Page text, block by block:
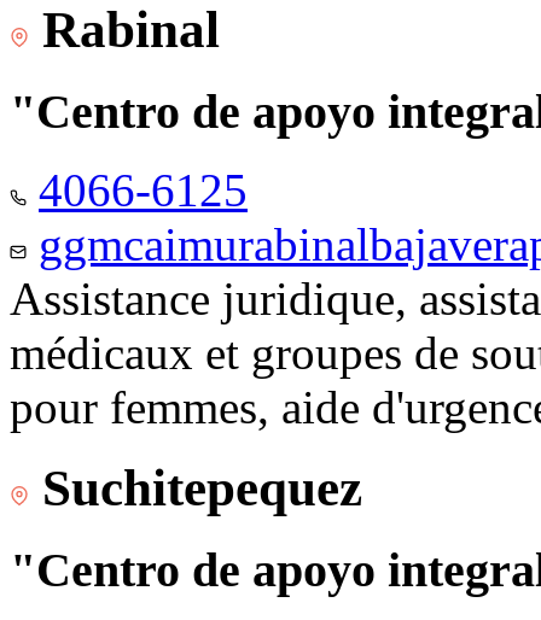
Rabinal
"Centro de apoyo
4066-6125
Assistance juridique,
médicaux et groupes de
pour femmes, aide
Suchitepequez
"Centro de apoyo